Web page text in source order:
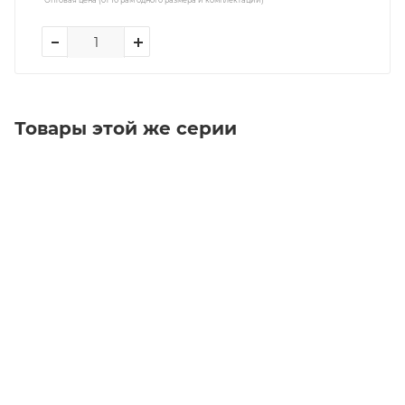
Товары этой же серии